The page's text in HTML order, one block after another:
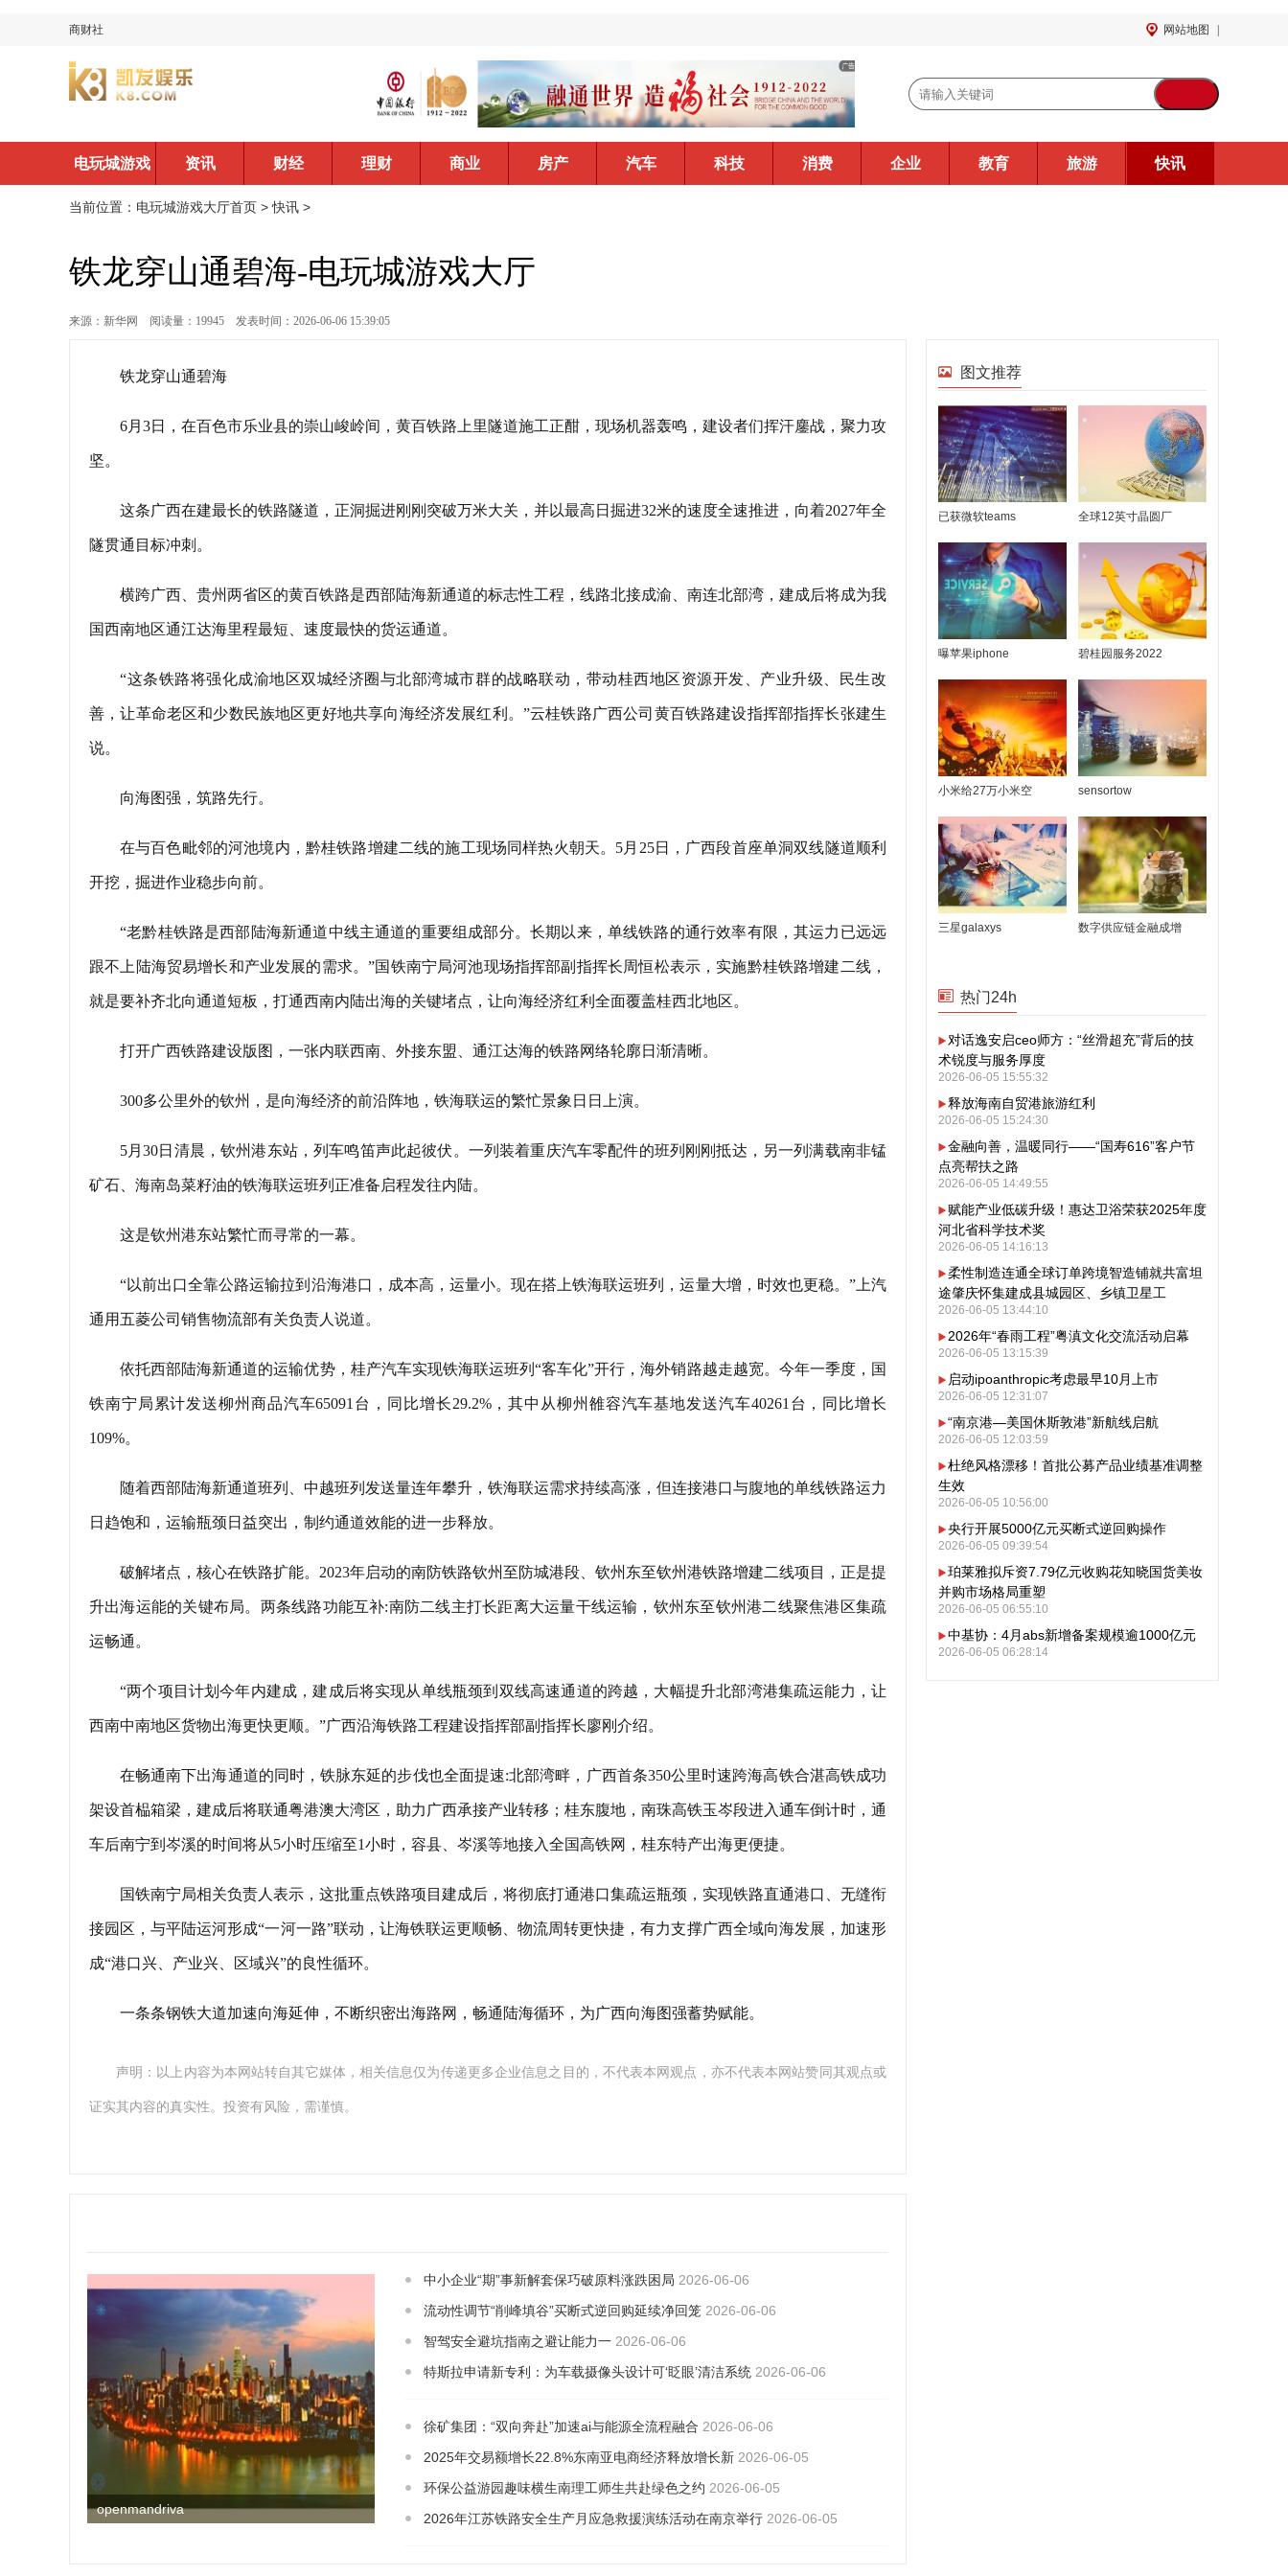
商财社 网站地图
电玩城游戏
大厅首页
资讯 财经 理财 商业 房产 汽车 科技 消费 企业 教育 旅游 快讯
当前位置： 电玩城游戏大厅首页 >快讯 >
铁龙穿山通碧海-电玩城游戏大厅
来源：新华网 阅读量：19945 发表时间：2026-06-06 15:39:05
铁龙穿山通碧海
6月3日，在百色市乐业县的崇山峻岭间，黄百铁路上里隧道施工正酣，现场机器轰鸣，建设者们挥汗鏖战，聚力攻
坚。
这条广西在建最长的铁路隧道，正洞掘进刚刚突破万米大关，并以最高日掘进32米的速度全速推进，向着2027年全
隧贯通目标冲刺。
横跨广西、贵州两省区的黄百铁路是西部陆海新通道的标志性工程，线路北接成渝、南连北部湾，建成后将成为我
国西南地区通江达海里程最短、速度最快的货运通道。
“这条铁路将强化成渝地区双城经济圈与北部湾城市群的战略联动，带动桂西地区资源开发、产业升级、民生改
善，让革命老区和少数民族地区更好地共享向海经济发展红利。”云桂铁路广西公司黄百铁路建设指挥部指挥长张建生
说。
向海图强，筑路先行。
在与百色毗邻的河池境内，黔桂铁路增建二线的施工现场同样热火朝天。5月25日，广西段首座单洞双线隧道顺利
开挖，掘进作业稳步向前。
“老黔桂铁路是西部陆海新通道中线主通道的重要组成部分。长期以来，单线铁路的通行效率有限，其运力已远远
跟不上陆海贸易增长和产业发展的需求。”国铁南宁局河池现场指挥部副指挥长周恒松表示，实施黔桂铁路增建二线，
就是要补齐北向通道短板，打通西南内陆出海的关键堵点，让向海经济红利全面覆盖桂西北地区。
打开广西铁路建设版图，一张内联西南、外接东盟、通江达海的铁路网络轮廓日渐清晰。
300多公里外的钦州，是向海经济的前沿阵地，铁海联运的繁忙景象日日上演。
5月30日清晨，钦州港东站，列车鸣笛声此起彼伏。一列装着重庆汽车零配件的班列刚刚抵达，另一列满载南非锰
矿石、海南岛菜籽油的铁海联运班列正准备启程发往内陆。
这是钦州港东站繁忙而寻常的一幕。
“以前出口全靠公路运输拉到沿海港口，成本高，运量小。现在搭上铁海联运班列，运量大增，时效也更稳。”上汽
通用五菱公司销售物流部有关负责人说道。
依托西部陆海新通道的运输优势，桂产汽车实现铁海联运班列“客车化”开行，海外销路越走越宽。今年一季度，国
铁南宁局累计发送柳州商品汽车65091台，同比增长29.2%，其中从柳州雒容汽车基地发送汽车40261台，同比增长
109%。
随着西部陆海新通道班列、中越班列发送量连年攀升，铁海联运需求持续高涨，但连接港口与腹地的单线铁路运力
日趋饱和，运输瓶颈日益突出，制约通道效能的进一步释放。
破解堵点，核心在铁路扩能。2023年启动的南防铁路钦州至防城港段、钦州东至钦州港铁路增建二线项目，正是提
升出海运能的关键布局。两条线路功能互补:南防二线主打长距离大运量干线运输，钦州东至钦州港二线聚焦港区集疏
运畅通。
“两个项目计划今年内建成，建成后将实现从单线瓶颈到双线高速通道的跨越，大幅提升北部湾港集疏运能力，让
西南中南地区货物出海更快更顺。”广西沿海铁路工程建设指挥部副指挥长廖刚介绍。
在畅通南下出海通道的同时，铁脉东延的步伐也全面提速:北部湾畔，广西首条350公里时速跨海高铁合湛高铁成功
架设首榀箱梁，建成后将联通粤港澳大湾区，助力广西承接产业转移；桂东腹地，南珠高铁玉岑段进入通车倒计时，通
车后南宁到岑溪的时间将从5小时压缩至1小时，容县、岑溪等地接入全国高铁网，桂东特产出海更便捷。
国铁南宁局相关负责人表示，这批重点铁路项目建成后，将彻底打通港口集疏运瓶颈，实现铁路直通港口、无缝衔
接园区，与平陆运河形成“一河一路”联动，让海铁联运更顺畅、物流周转更快捷，有力支撑广西全域向海发展，加速形
成“港口兴、产业兴、区域兴”的良性循环。
一条条钢铁大道加速向海延伸，不断织密出海路网，畅通陆海循环，为广西向海图强蓄势赋能。
声明：以上内容为本网站转自其它媒体，相关信息仅为传递更多企业信息之目的，不代表本网观点，亦不代表本网站赞同其观点或
证实其内容的真实性。投资有风险，需谨慎。
openmandriva
中小企业“期”事新解套保巧破原料涨跌困局 2026-06-06
流动性调节“削峰填谷”买断式逆回购延续净回笼 2026-06-06
智驾安全避坑指南之避让能力一 2026-06-06
特斯拉申请新专利：为车载摄像头设计可‘眨眼’清洁系统 2026-06-06
徐矿集团：“双向奔赴”加速ai与能源全流程融合 2026-06-06
2025年交易额增长22.8%东南亚电商经济释放增长新 2026-06-05
环保公益游园趣味横生南理工师生共赴绿色之约 2026-06-05
2026年江苏铁路安全生产月应急救援演练活动在南京举行 2026-06-05
图文推荐
已获微软teams 全球12英寸晶圆厂
曝苹果iphone 碧桂园服务2022
小米给27万小米空 sensortow
三星galaxys 数字供应链金融成增
热门24h
对话逸安启ceo师方：“丝滑超充”背后的技
术锐度与服务厚度
2026-06-05 15:55:32
释放海南自贸港旅游红利
2026-06-05 15:24:30
金融向善，温暖同行——“国寿616”客户节
点亮帮扶之路
2026-06-05 14:49:55
赋能产业低碳升级！惠达卫浴荣获2025年度
河北省科学技术奖
2026-06-05 14:16:13
柔性制造连通全球订单跨境智造铺就共富坦
途肇庆怀集建成县城园区、乡镇卫星工
2026-06-05 13:44:10
2026年“春雨工程”粤滇文化交流活动启幕
2026-06-05 13:15:39
启动ipoanthropic考虑最早10月上市
2026-06-05 12:31:07
“南京港—美国休斯敦港”新航线启航
2026-06-05 12:03:59
杜绝风格漂移！首批公募产品业绩基准调整
生效
2026-06-05 10:56:00
央行开展5000亿元买断式逆回购操作
2026-06-05 09:39:54
珀莱雅拟斥资7.79亿元收购花知晓国货美妆
并购市场格局重塑
2026-06-05 06:55:10
中基协：4月abs新增备案规模逾1000亿元
2026-06-05 06:28:14